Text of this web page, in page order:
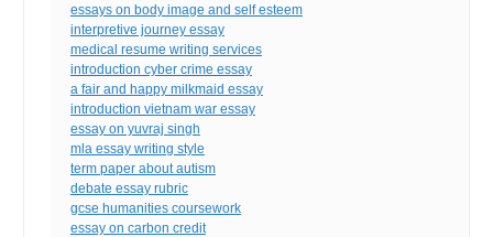
essays on body image and self esteem
interpretive journey essay
medical resume writing services
introduction cyber crime essay
a fair and happy milkmaid essay
introduction vietnam war essay
essay on yuvraj singh
mla essay writing style
term paper about autism
debate essay rubric
gcse humanities coursework
essay on carbon credit